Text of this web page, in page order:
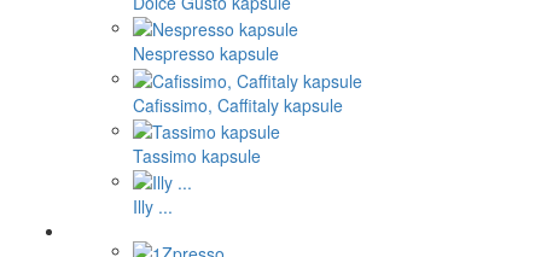
Nespresso kapsule
Cafissimo, Caffitaly kapsule
Tassimo kapsule
Illy ...